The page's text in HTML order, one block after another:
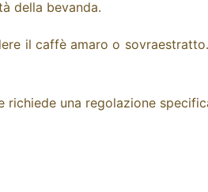
della bevanda.
il caffè amaro o
richiede una regolazione